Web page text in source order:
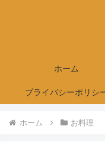
ホーム
プライバシーポリシ
ホーム お料理